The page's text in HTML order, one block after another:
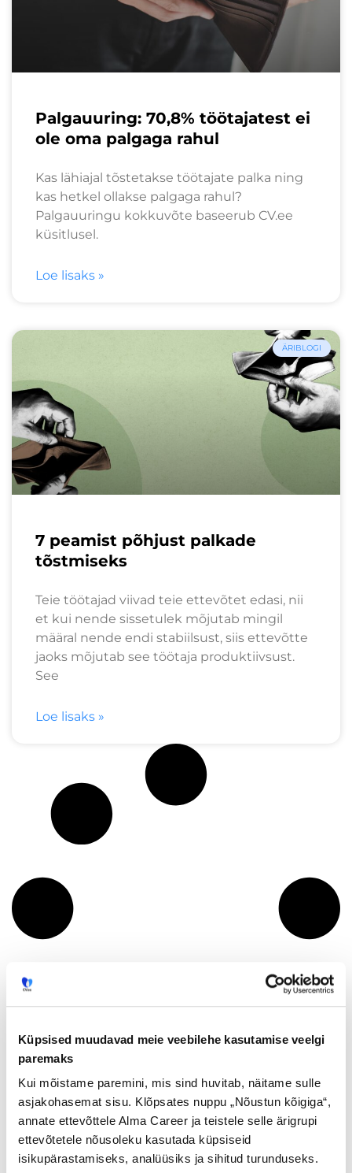
Küpsised muudavad meie veebilehe kasutamise veelgi
paremaks
Kui mõistame paremini, mis sind huvitab, näitame sulle
asjakohasemat sisu. Klõpsates nuppu „Nõustun kõigiga“,
annate ettevõttele Alma Career ja teistele selle ärigrupi
ettevõtetele nõusoleku kasutada küpsiseid
isikupärastamiseks, analüüsiks ja sihitud turunduseks.
Palgauuring: 70,8% töötajatest ei
ole oma palgaga rahul
Kas lähiajal tõstetakse töötajate palka ning
kas hetkel ollakse palgaga rahul?
Palgauuringu kokkuvõte baseerub CV.ee
küsitlusel.
Loe lisaks »
ÄRIBLOGI
7 peamist põhjust palkade
tõstmiseks
Teie töötajad viivad teie ettevõtet edasi, nii
et kui nende sissetulek mõjutab mingil
määral nende endi stabiilsust, siis ettevõtte
jaoks mõjutab see töötaja produktiivsust.
See
Loe lisaks »